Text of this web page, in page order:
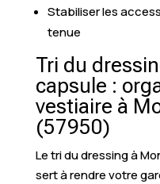
Stabiliser les
tenue
Tri du
capsule :
vestiaire à
(57950)
Le tri du dressing à
sert à rendre votre